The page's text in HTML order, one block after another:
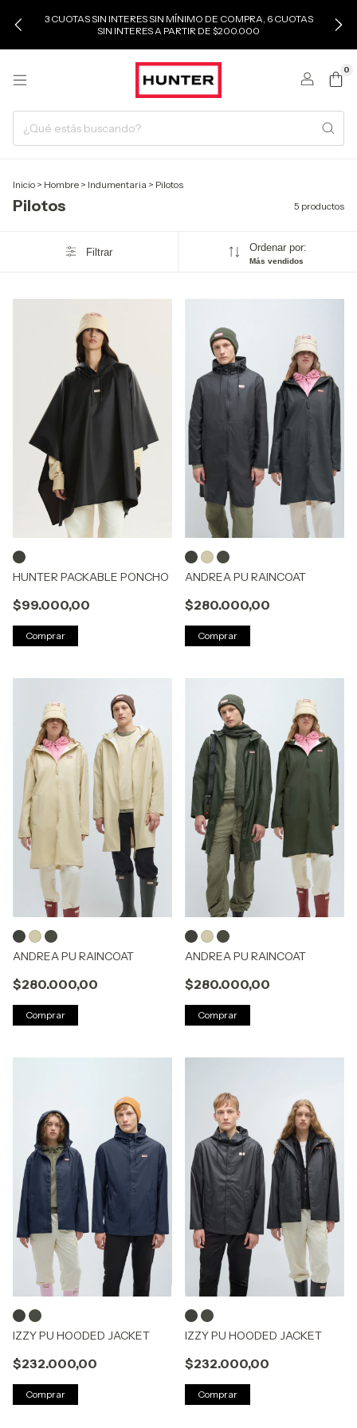
3 CUOTAS SIN INTERES SIN MÍNIMO DE COMPRA, 6 CUOTAS
SIN INTERES A PARTIR DE $200.000
0
Inicio > Hombre > Indumentaria > Pilotos
Pilotos 5 productos
Filtrar Ordenar por:
Más vendidos
HUNTER PACKABLE PONCHO
$99.000,00
Comprar
ANDREA PU RAINCOAT
$280.000,00
Comprar
ANDREA PU RAINCOAT
$280.000,00
Comprar
ANDREA PU RAINCOAT
$280.000,00
Comprar
IZZY PU HOODED JACKET
$232.000,00
Comprar
IZZY PU HOODED JACKET
$232.000,00
Comprar